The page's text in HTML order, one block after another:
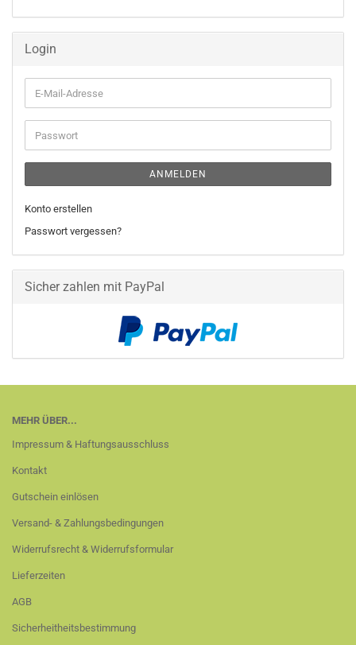
EIN.
Login
E-
Mail-
Adresse
Passwort
ANMELDEN
Konto erstellen
Passwort vergessen?
Sicher zahlen mit PayPal
MEHR ÜBER...
Impressum & Haftungsausschluss
Kontakt
Gutschein einlösen
Versand- & Zahlungsbedingungen
Widerrufsrecht & Widerrufsformular
Lieferzeiten
AGB
Sicherheitheitsbestimmung